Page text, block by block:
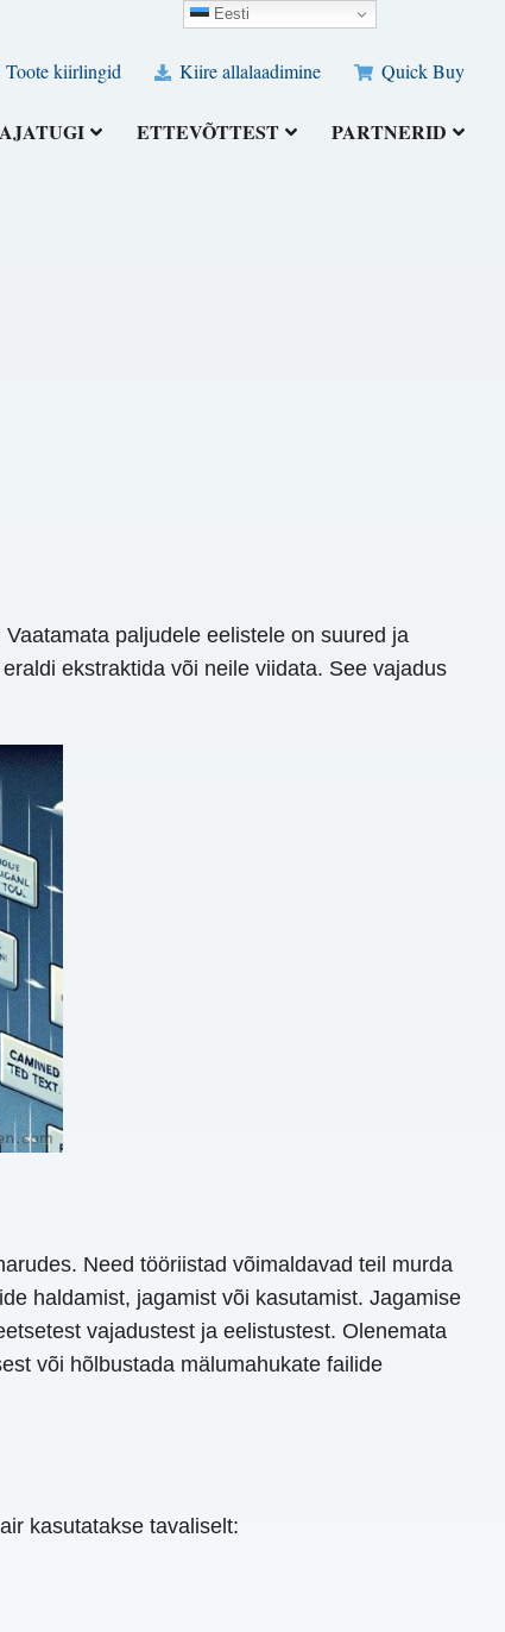
Toote kiirlingid Kiire allalaadimine Quick Buy
ETTEVÕTTEST PARTNERID
paljudele eelistele on suured ja
ekstraktida või neile viidata. See vajadus
Need tööriistad võimaldavad teil murda
haldamist, jagamist või kasutamist. Jagamise
vajadustest ja eelistustest. Olenemata
või hõlbustada mälumahukate failide
kasutatakse tavaliselt:
Eesti